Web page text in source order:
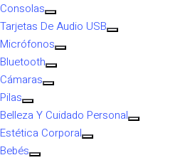
Consolas
Tarjetas De Audio USB
Micrófonos
Bluetooth
Cámaras
Pilas
Belleza Y Cuidado Personal
Estética Corporal
Bebés